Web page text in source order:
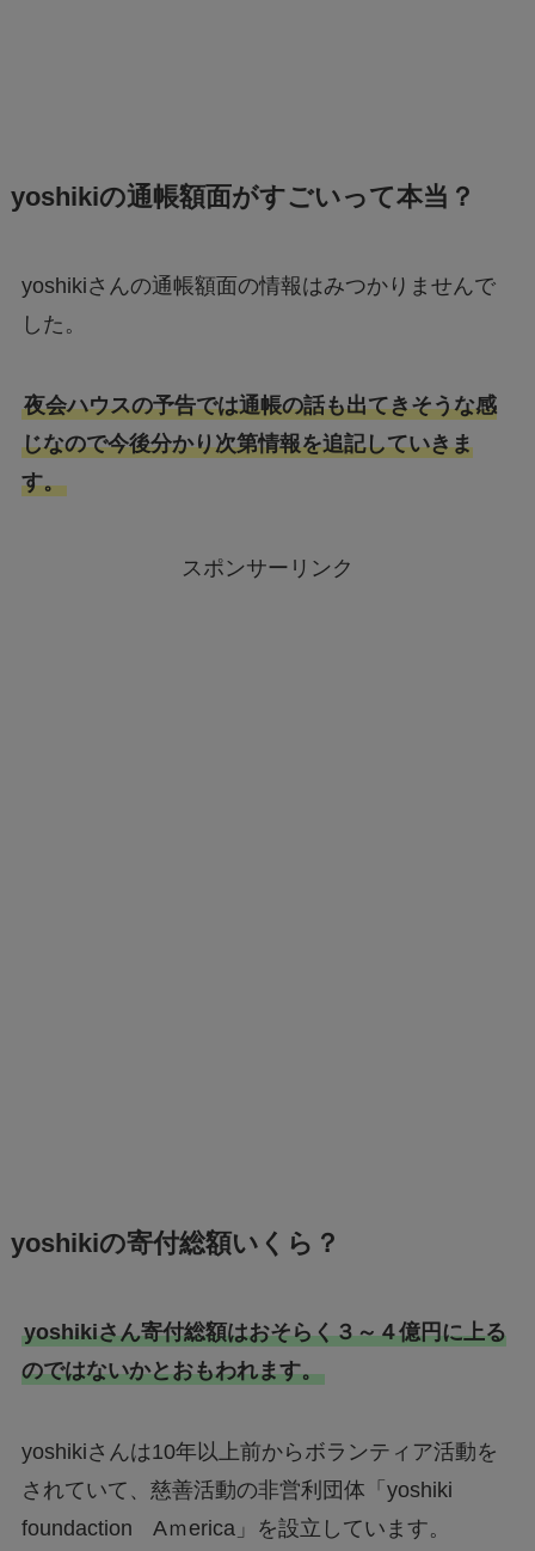
yoshikiの通帳額面がすごいって本当？
yoshikiさんの通帳額面の情報はみつかりませんで
した。
夜会ハウスの予告では通帳の話も出てきそうな感
じなので今後分かり次第情報を追記していきま
す。
スポンサーリンク
yoshikiの寄付総額いくら？
yoshikiさん寄付総額はおそらく３～４億円に上る
のではないかとおもわれます。
yoshikiさんは10年以上前からボランティア活動を
されていて、慈善活動の非営利団体「yoshiki
foundaction Aｍerica」を設立しています。